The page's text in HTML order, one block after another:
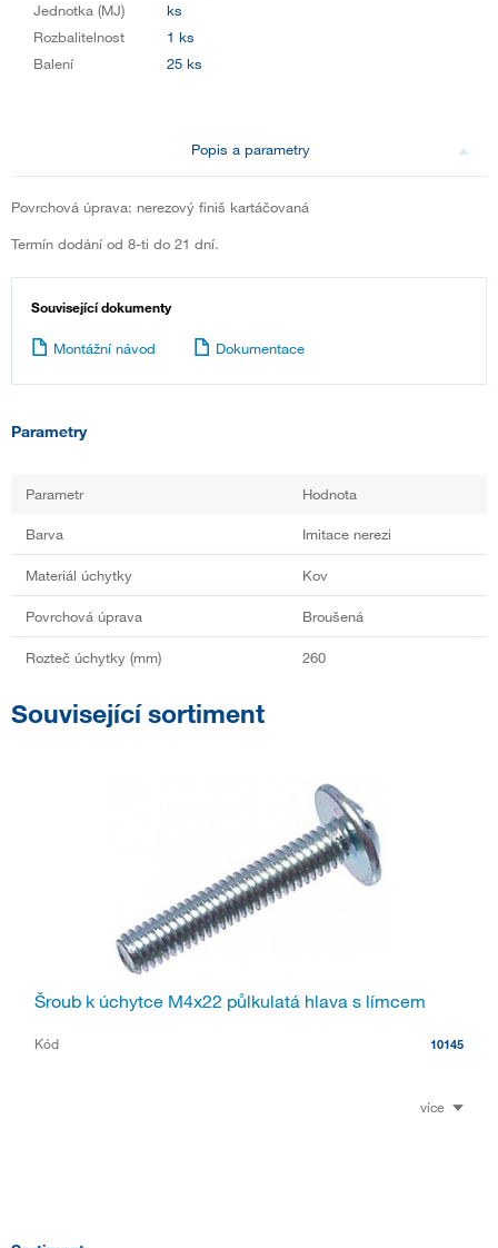
Jednotka (MJ)
ks
Rozbalitelnost
1 ks
Balení
25 ks
Popis a parametry
Povrchová úprava: nerezový finiš kartáčovaná
Termín dodání od 8-ti do 21 dní.
Související dokumenty
Montážní návod Dokumentace
Parametry
Parametr Hodnota
Barva Imitace nerezi
Materiál úchytky Kov
Povrchová úprava Broušená
Rozteč úchytky (mm) 260
Související sortiment
Šroub k úchytce M4x22 půlkulatá hlava s límcem
Kód 10145
více